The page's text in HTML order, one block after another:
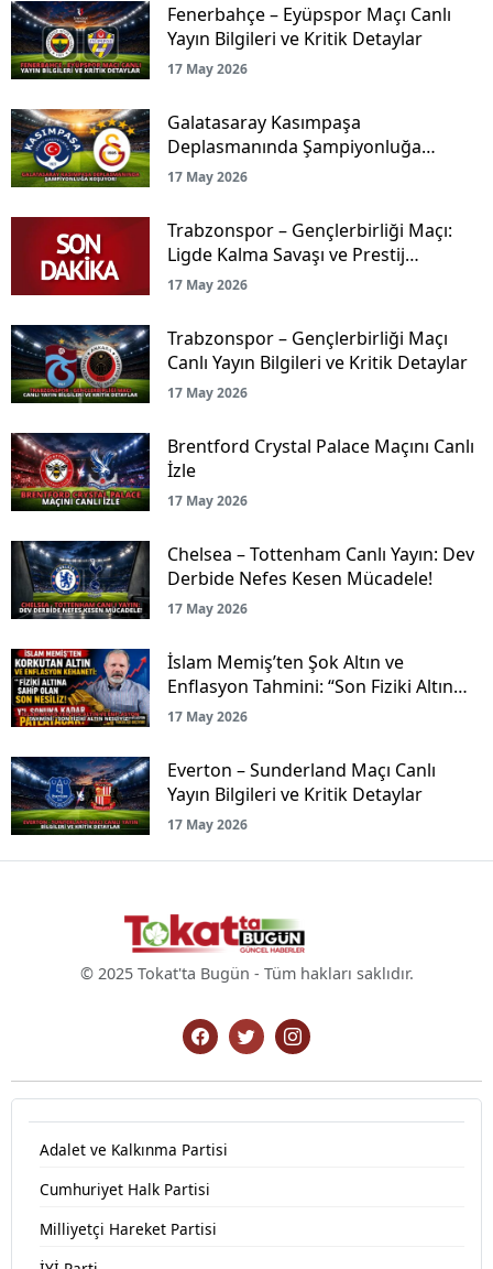
Fenerbahçe – Eyüpspor Maçı Canlı
Yayın Bilgileri ve Kritik Detaylar
17 May 2026
Galatasaray Kasımpaşa
Deplasmanında Şampiyonluğa
Koşuyor!
17 May 2026
Trabzonspor – Gençlerbirliği Maçı:
Ligde Kalma Savaşı ve Prestij
Mücadelesi Canlı Yayınla Ekranlarda!
17 May 2026
Trabzonspor – Gençlerbirliği Maçı
Canlı Yayın Bilgileri ve Kritik Detaylar
17 May 2026
Brentford Crystal Palace Maçını Canlı
İzle
17 May 2026
Chelsea – Tottenham Canlı Yayın: Dev
Derbide Nefes Kesen Mücadele!
17 May 2026
İslam Memiş’ten Şok Altın ve
Enflasyon Tahmini: “Son Fiziki Altın
Nesliyiz!”
17 May 2026
Everton – Sunderland Maçı Canlı
Yayın Bilgileri ve Kritik Detaylar
17 May 2026
© 2025 Tokat'ta Bugün - Tüm hakları saklıdır.
Adalet ve Kalkınma Partisi
Cumhuriyet Halk Partisi
Milliyetçi Hareket Partisi